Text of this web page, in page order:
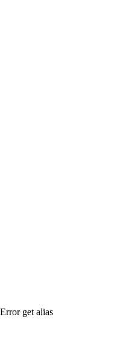
Error get alias